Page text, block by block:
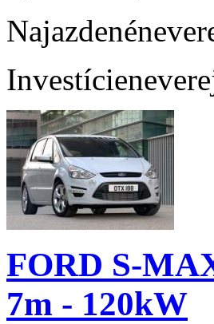
Najazdené
Investície
FORD S-
7m - 120kW